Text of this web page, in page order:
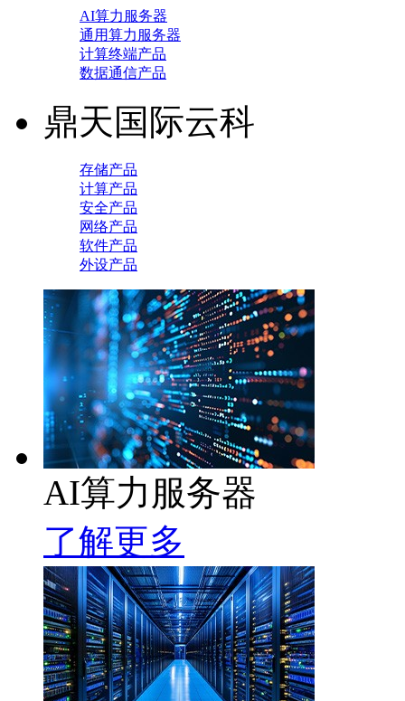
AI算力服务器
通用算力服务器
计算终端产品
数据通信产品
鼎天国际云科
存储产品
计算产品
安全产品
网络产品
软件产品
外设产品
AI算力服务器
了解更多